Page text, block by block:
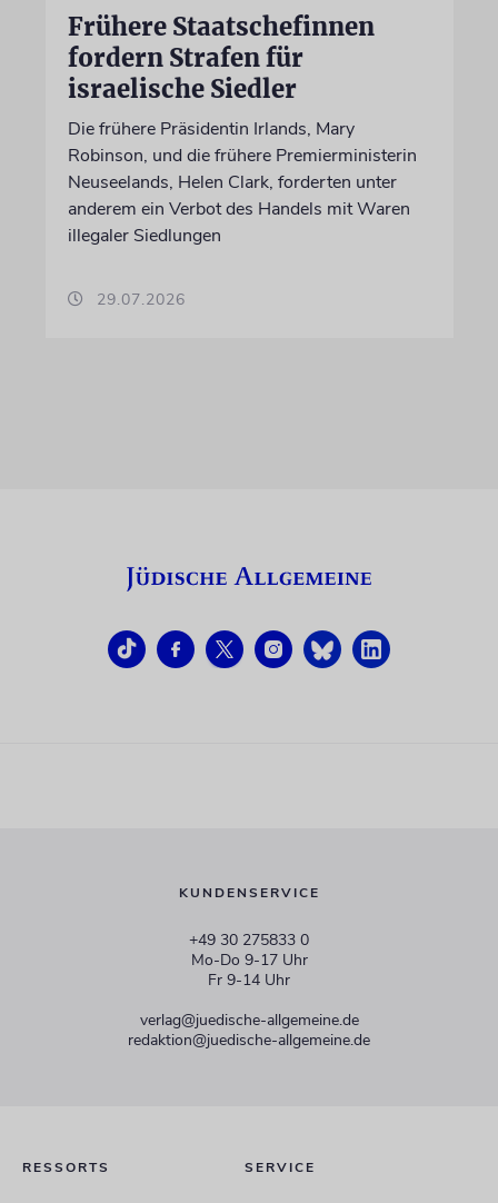
Frühere Staatschefinnen
fordern Strafen für
israelische Siedler
Die frühere Präsidentin Irlands, Mary
Robinson, und die frühere Premierministerin
Neuseelands, Helen Clark, forderten unter
anderem ein Verbot des Handels mit Waren
illegaler Siedlungen
29.07.2026
KUNDENSERVICE
+49 30 275833 0
Mo-Do 9-17 Uhr
Fr 9-14 Uhr
verlag@juedische-allgemeine.de
redaktion@juedische-allgemeine.de
RESSORTS SERVICE